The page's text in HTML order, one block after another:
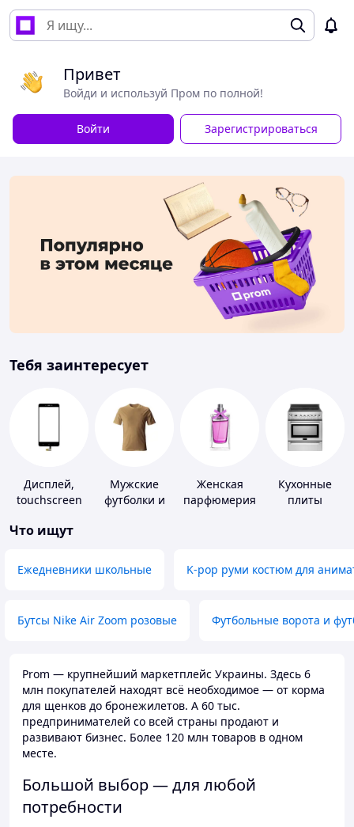
Привет
Войди и используй Пром по полной!
Войти Зарегистрироваться
Тебя заинтересует
Дисплей,
touchscreen
телефонов
Мужские
футболки и
Женская
парфюмерия
Кухонные
плиты
Что ищут
Ежедневники школьные K-pop руми костюм для
Бутсы Nike Air Zoom розовые Футбольные ворота и
Prom — крупнейший маркетплейс Украины. Здесь 6
млн покупателей находят всё необходимое — от корма
для щенков до бронежилетов. А 60 тыс.
предпринимателей со всей страны продают и
развивают бизнес. Более 120 млн товаров в одном
месте.
Большой выбор — для любой
потребности